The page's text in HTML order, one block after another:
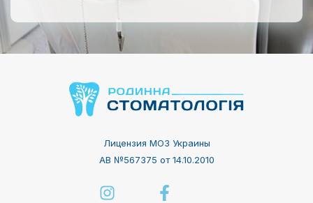
Лицензия МОЗ Украины
АВ №567375 от 14.10.2010